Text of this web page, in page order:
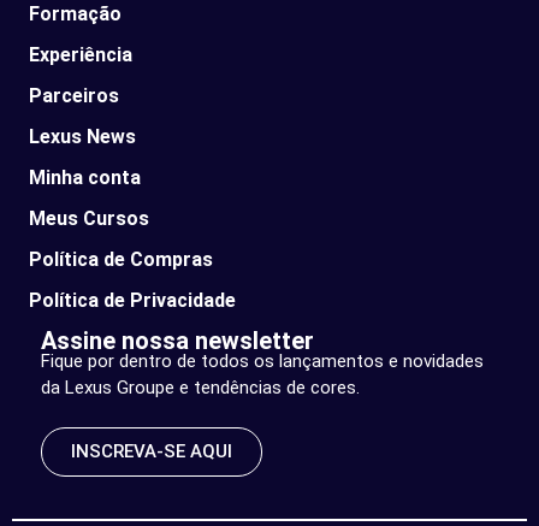
Formação
Experiência
Parceiros
Lexus News​
Minha conta
Meus Cursos
Política de Compras
Política de Privacidade
Assine nossa newsletter
Fique por dentro de todos os lançamentos e novidades
da Lexus Groupe e tendências de cores.
INSCREVA-SE AQUI